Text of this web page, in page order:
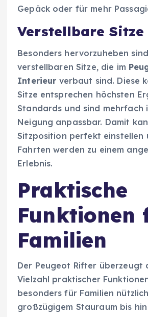
Gepäck oder für mehr
Verstellbare Sitze
Besonders hervorzuheben
verstellbaren Sitze, die im
Interieur verbaut sind. Diese
Sitze entsprechen höchsten
Standards und sind mehrfach
Neigung anpassbar. Damit
Sitzposition perfekt einstellen
Fahrten werden zu einem
Erlebnis.
Praktische
Funktionen
Familien
Der Peugeot Rifter überzeugt
Vielzahl praktischer
besonders für Familien
großzügigem Stauraum bis